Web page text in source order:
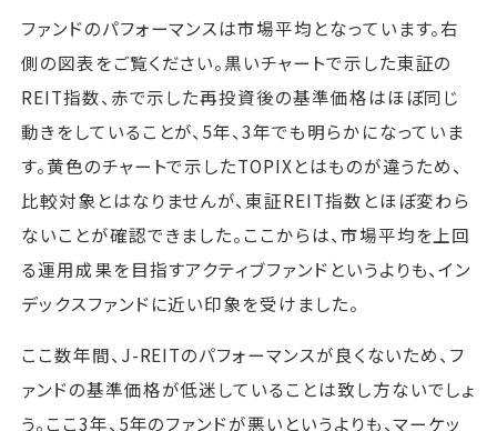
ファンドのパフォーマンスは市場平均となっています。右
側の図表をご覧ください。黒いチャートで示した東証の
REIT指数、赤で示した再投資後の基準価格はほぼ同じ
動きをしていることが、5年、3年でも明らかになっていま
す。黄色のチャートで示したTOPIXとはものが違うため、
比較対象とはなりませんが、東証REIT指数とほぼ変わら
ないことが確認できました。ここからは、市場平均を上回
る運用成果を目指すアクティブファンドというよりも、イン
デックスファンドに近い印象を受けました。
ここ数年間、J-REITのパフォーマンスが良くないため、フ
ァンドの基準価格が低迷していることは致し方ないでしょ
う。ここ3年、5年のファンドが悪いというよりも、マーケッ